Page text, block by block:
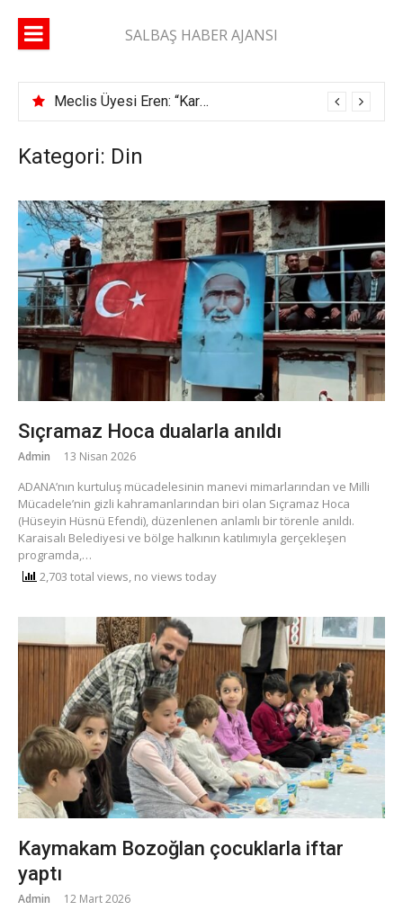
SALBAŞ HABER AJANSI
Meclis Üyesi Eren: “Karaisalı yolunda 2 ay geçti, şerit çizgisi bile çekilmedi”
Kategori: Din
Sıçramaz Hoca dualarla anıldı
Admin 13 Nisan 2026
ADANA’nın kurtuluş mücadelesinin manevi mimarlarından ve Milli
Mücadele’nin gizli kahramanlarından biri olan Sıçramaz Hoca
(Hüseyin Hüsnü Efendi), düzenlenen anlamlı bir törenle anıldı.
Karaisalı Belediyesi ve bölge halkının katılımıyla gerçekleşen
programda,…
2,703 total views, no views today
Kaymakam Bozoğlan çocuklarla iftar
yaptı
Admin 12 Mart 2026